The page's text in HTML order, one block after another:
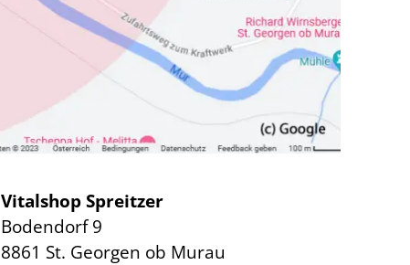
Vitalshop Spreitzer
Bodendorf 9
8861 St. Georgen ob Murau